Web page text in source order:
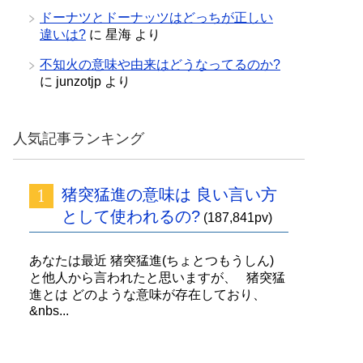
ドーナツとドーナッツはどっちが正しい
違いは? に 星海 より
不知火の意味や由来はどうなってるのか?
に junzotjp より
人気記事ランキング
猪突猛進の意味は 良い言い方
として使われるの? (187,841pv)
あなたは最近 猪突猛進(ちょとつもうしん)
と他人から言われたと思いますが、 猪突猛
進とは どのような意味が存在しており、
&nbs...